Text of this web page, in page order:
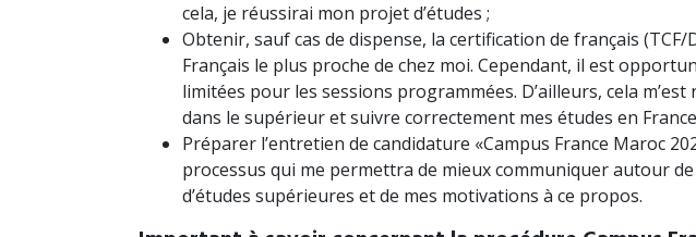
cela, je réussirai mon projet d’études ;
Obtenir, sauf cas de dispense, la certification de français (TCF/
Français le plus proche de chez moi. Cependant, il est
limitées pour les sessions programmées. D’ailleurs, cela
dans le supérieur et suivre correctement mes études en
Préparer l’entretien de candidature «Campus France Maroc
processus qui me permettra de mieux communiquer autour
d’études supérieures et de mes motivations à ce propos.